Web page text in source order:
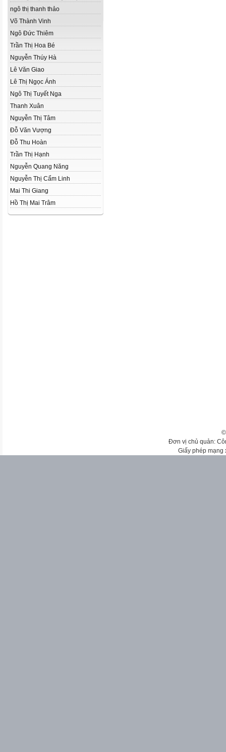
ngô thị thanh thảo
Võ Thành Vinh
Ngô Đức Thiêm
Trần Thị Hoa Bé
Nguyễn Thúy Hà
Lê Văn Giao
Lê Thị Ngọc Ánh
Ngô Thị Tuyết Nga
Thanh Xuân
Nguyễn Thị Tâm
Đỗ Văn Vượng
Đỗ Thu Hoàn
Trần Thị Hạnh
Nguyễn Quang Năng
Nguyễn Thị Cẩm Linh
Mai Thi Giang
Hồ Thị Mai Trâm
Đơn vị chủ quản:
Giấy phép mạng